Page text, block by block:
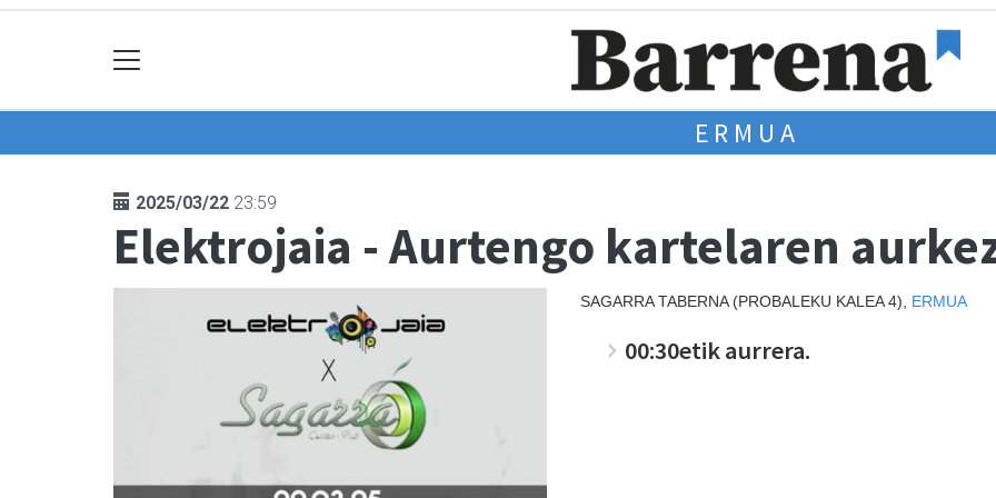
ERMUA
2025/03/22 23:59
Elektrojaia - Aurtengo kartelaren
SAGARRA TABERNA (PROBALEKU KALEA 4), ERMUA
00:30etik aurrera.